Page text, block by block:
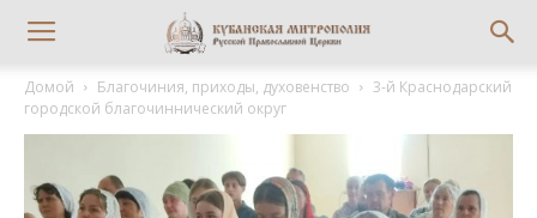
Домой Благочиния, приходы, духовенство
3-й Краснодарский
городской благочиннический округ